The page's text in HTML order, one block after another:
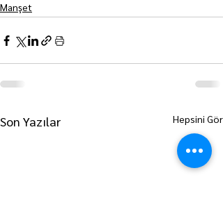
Manşet
Son Yazılar Hepsini Gör